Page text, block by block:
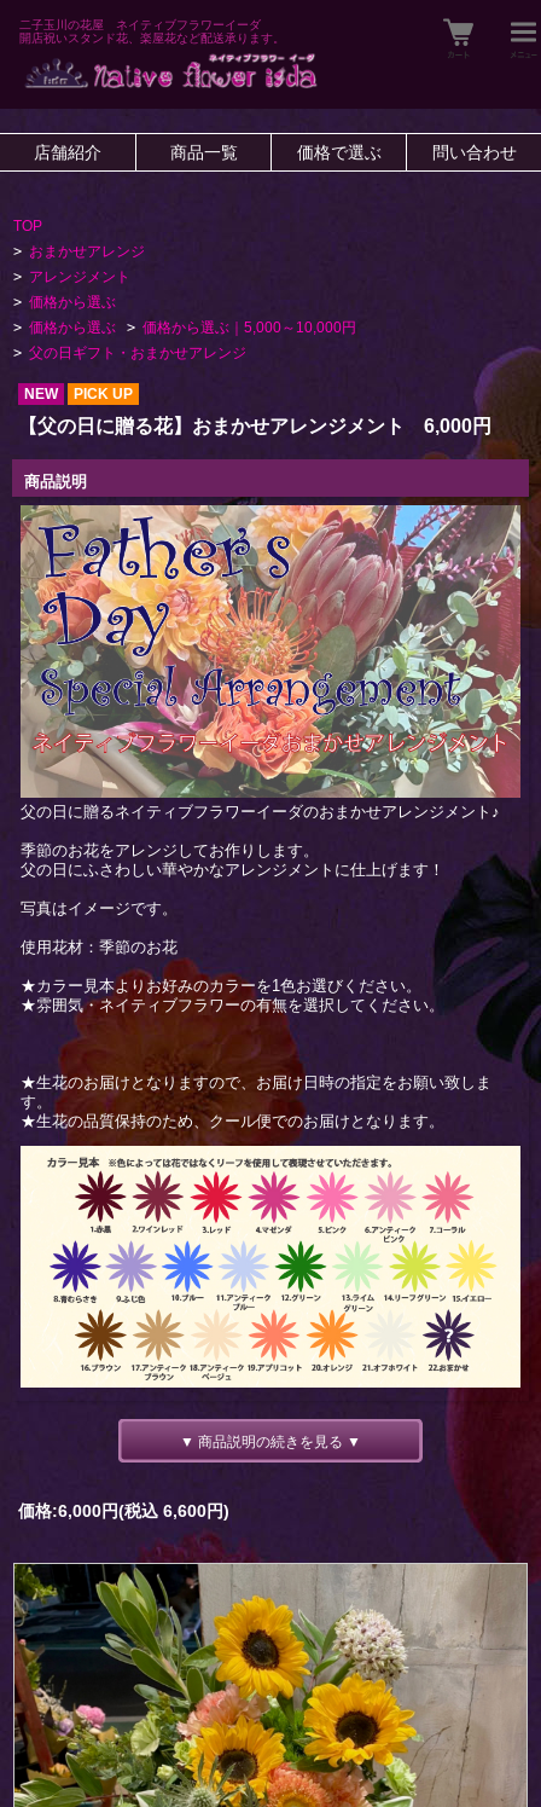
二子玉川の花屋 ネイティブフラワーイーダ
開店祝いスタンド花、楽屋花など配送承ります。
店舗紹介 商品一覧 価格で選ぶ 問い合わせ
TOP
> おまかせアレンジ
> アレンジメント
> 価格から選ぶ
> 価格から選ぶ > 価格から選ぶ｜5,000～10,000円
> 父の日ギフト・おまかせアレンジ
NEW PICK UP
【父の日に贈る花】おまかせアレンジメント 6,000円
商品説明
父の日に贈るネイティブフラワーイーダのおまかせアレンジメント♪
季節のお花をアレンジしてお作りします。
父の日にふさわしい華やかなアレンジメントに仕上げます！
写真はイメージです。
使用花材：季節のお花
★カラー見本よりお好みのカラーを1色お選びください。
★雰囲気・ネイティブフラワーの有無を選択してください。
★生花のお届けとなりますので、お届け日時の指定をお願い致しま
す。
★生花の品質保持のため、クール便でのお届けとなります。
▼ 商品説明の続きを見る ▼
価格:6,000円(税込 6,600円)